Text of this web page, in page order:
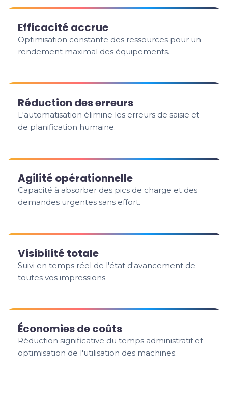
Efficacité accrue
Optimisation constante des ressources pour un
rendement maximal des équipements.
Réduction des erreurs
L'automatisation élimine les erreurs de saisie et
de planification humaine.
Agilité opérationnelle
Capacité à absorber des pics de charge et des
demandes urgentes sans effort.
Visibilité totale
Suivi en temps réel de l'état d'avancement de
toutes vos impressions.
Économies de coûts
Réduction significative du temps administratif et
optimisation de l'utilisation des machines.